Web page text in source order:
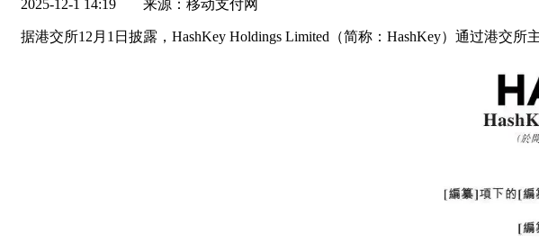
2025-12-1 14:19 来源：移动支付网
据港交所12月1日披露，HashKey Holdings Limited（简称：HashKey）通过港交